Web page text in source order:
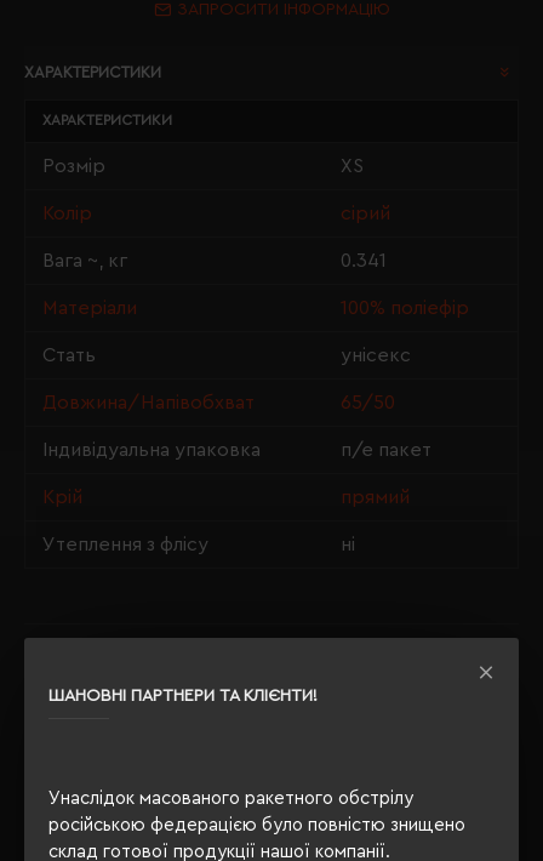
ШАНОВНІ ПАРТНЕРИ ТА КЛІЄНТИ!
Унаслідок масованого ракетного обстрілу
російською федерацією було повністю знищено
склад готової продукції нашої компанії.
ЗАПРОСИТИ ІНФОРМАЦІЮ
ХАРАКТЕРИСТИКИ
ХАРАКТЕРИСТИКИ
Розмір XS
Колір сірий
Вага ~, кг 0.341
Матеріали 100% поліефір
Стать унісекс
Довжина/Напівобхват 65/50
Індивідуальна упаковка п/е пакет
Крій прямий
Утеплення з флісу ні
ВІДГУКИ
РЕКОМЕНДУЄМО